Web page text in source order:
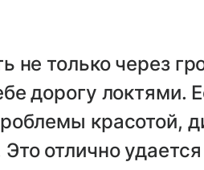
не только через
дорогу локтями.
красотой,
отлично